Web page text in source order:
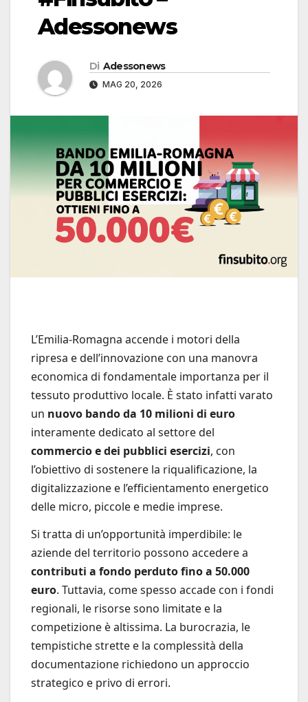
Adessonews
Di Adessonews
MAG 20, 2026
L’Emilia-Romagna accende i motori della
ripresa e dell’innovazione con una manovra
economica di fondamentale importanza per il
tessuto produttivo locale. È stato infatti varato
un nuovo bando da 10 milioni di euro
interamente dedicato al settore del
commercio e dei pubblici esercizi, con
l’obiettivo di sostenere la riqualificazione, la
digitalizzazione e l’efficientamento energetico
delle micro, piccole e medie imprese.
Si tratta di un’opportunità imperdibile: le
aziende del territorio possono accedere a
contributi a fondo perduto fino a 50.000
euro. Tuttavia, come spesso accade con i fondi
regionali, le risorse sono limitate e la
competizione è altissima. La burocrazia, le
tempistiche strette e la complessità della
documentazione richiedono un approccio
strategico e privo di errori.